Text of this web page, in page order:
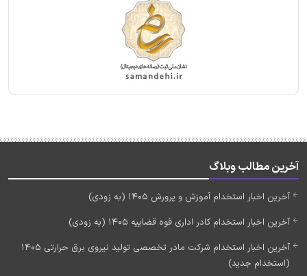
آخرین مطالب وبلاگ
آخرین اخبار استخدام آموزش و پرورش 1405 (به زودی)
آخرین اخبار استخدام کادر اداری قوه قضاییه 1405 (به زودی)
آخرین اخبار استخدام شرکت مادر تخصصی تولید نیروی برق حرارتی 1405
(استخدام جدید)